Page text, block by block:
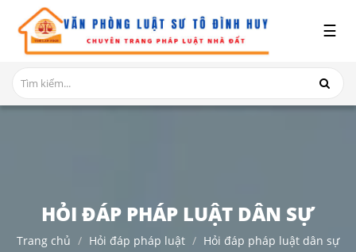
GIỚI
THIỆU
DỊCH
☰
HỎI ĐÁP PHÁP LUẬT DÂN SỰ
Trang chủ Hỏi đáp pháp luật Hỏi đáp pháp luật dân sự